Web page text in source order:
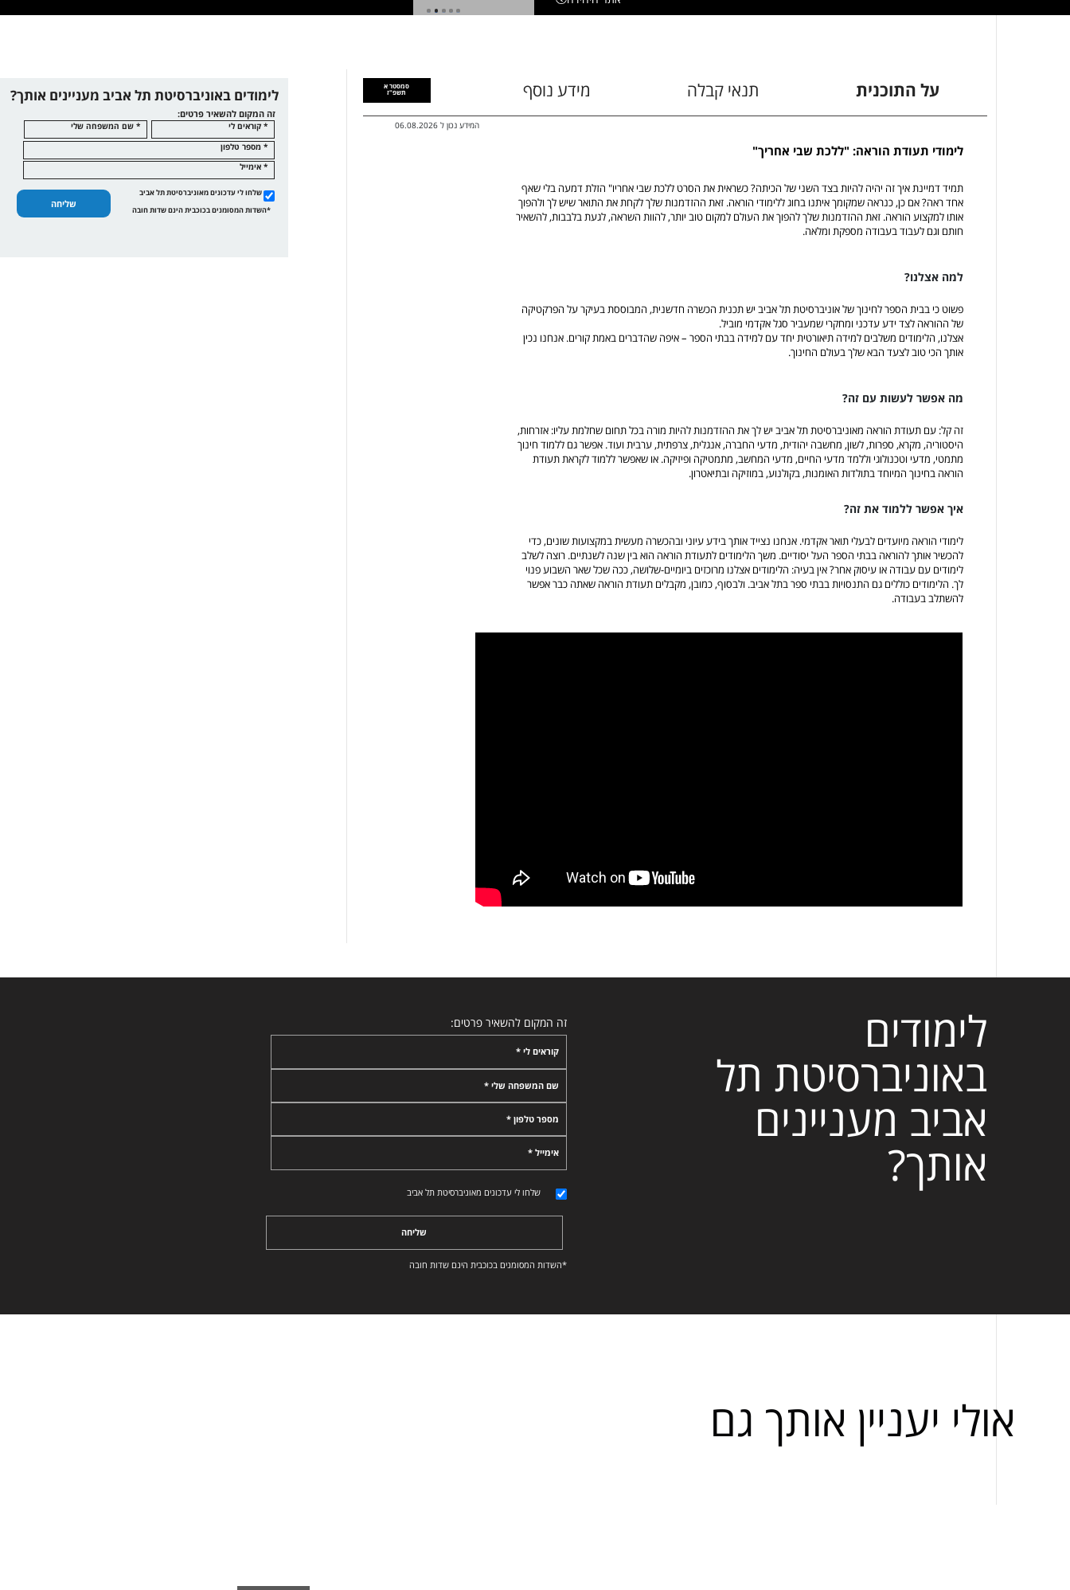
1 2 3 4 5
סמסטר א
תשפ"ז
המידע נכון ל 06.08.2026
על התוכנית תנאי קבלה מידע נוסף
לימודי תעודת הוראה: "ללכת שבי אחריך"
תמיד דמיינת איך זה יהיה להיות בצד השני של הכיתה? כשראית את הסרט ללכת שבי אחריו" הזלת דמעה בלי שאף
אחד ראה? אם כן, כנראה שמקומך איתנו בחוג ללימודי הוראה. זאת ההזדמנות שלך לקחת את התואר שיש לך ולהפוך
אותו למקצוע הוראה. זאת ההזדמנות שלך להפוך את העולם למקום טוב יותר, להוות השראה, לגעת בלבבות, להשאיר
חותם וגם לעבוד בעבודה מספקת ומלאה.
למה אצלנו?
פשוט כי בבית הספר לחינוך של אוניברסיטת תל אביב יש תכנית הכשרה חדשנית, המבוססת בעיקר על הפרקטיקה
של ההוראה לצד ידע עדכני ומחקרי שמעביר סגל אקדמי מוביל.
אצלנו, הלימודים משלבים למידה תיאורטית יחד עם למידה בבתי הספר – איפה שהדברים באמת קורים. אנחנו נכין
אותך הכי טוב לצעד הבא שלך בעולם החינוך.
מה אפשר לעשות עם זה?
זה קל: עם תעודת הוראה מאוניברסיטת תל אביב יש לך את ההזדמנות להיות מורה בכל תחום שחלמת עליו: אזרחות,
היסטוריה, מקרא, ספרות, לשון, מחשבה יהודית, מדעי החברה, אנגלית, צרפתית, ערבית ועוד. אפשר גם ללמוד חינוך
מתמטי, מדעי וטכנולוגי וללמד מדעי החיים, מדעי המחשב, מתמטיקה ופיזיקה. או שאפשר ללמוד לקראת תעודת
הוראה בחינוך המיוחד בתולדות האומנות, בקולנוע, במוזיקה ובתיאטרון.
איך אפשר ללמוד את זה?
לימודי הוראה מיועדים לבעלי תואר אקדמי. אנחנו נצייד אותך בידע עיוני ובהכשרה מעשית במקצועות שונים, כדי
להכשיר אותך להוראה בבתי הספר העל יסודיים. משך הלימודים לתעודת הוראה הוא בין שנה לשנתיים. רוצה לשלב
לימודים עם עבודה או עיסוק אחר? אין בעיה: הלימודים אצלנו מרוכזים ביומיים-שלושה, ככה שכל שאר השבוע פנוי
לך. הלימודים כוללים גם התנסויות בבתי ספר בתל אביב. ולבסוף, כמובן, מקבלים תעודת הוראה שאתה כבר אפשר
להשתלב בעבודה.
לימודים באוניברסיטת תל אביב מעניינים אותך?
זה המקום להשאיר פרטים:
* קוראים לי
* שם המשפחה שלי
* מספר טלפון
* אימייל
שלחו לי עדכונים מאוניברסיטת תל אביב
שליחה
*השדות המסומנים בכוכבית הינם שדות חובה
לימודים
באוניברסיטת תל
אביב מעניינים
אותך?
זה המקום להשאיר פרטים:
קוראים לי *
שם המשפחה שלי *
מספר טלפון *
אימייל *
שלחו לי עדכונים מאוניברסיטת תל אביב
שליחה
*השדות המסומנים בכוכבית הינם שדות חובה
אולי יעניין אותך גם